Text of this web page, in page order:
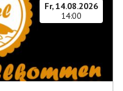
Fr, 14.08.2026
14:00